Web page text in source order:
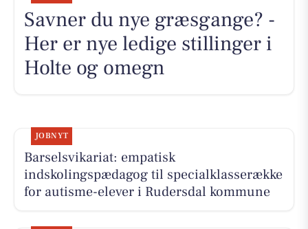
Savner du nye græsgange? -
Her er nye ledige stillinger i
Holte og omegn
JOBNYT
Barselsvikariat: empatisk
indskolingspædagog til specialklasserække
for autisme-elever i Rudersdal kommune